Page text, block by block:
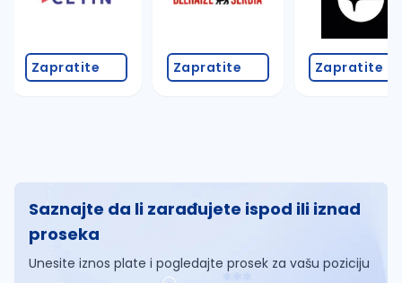
Zapratite Zapratite Zapratite
Saznajte da li zarađujete ispod ili iznad
proseka
Unesite iznos plate i pogledajte prosek za vašu poziciju